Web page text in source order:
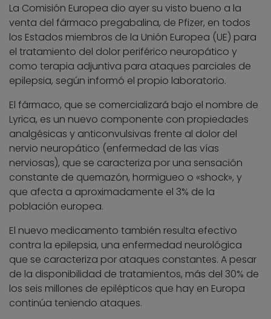
La Comisión Europea dio ayer su visto bueno a la
venta del fármaco pregabalina, de Pfizer, en todos
los Estados miembros de la Unión Europea (UE) para
el tratamiento del dolor periférico neuropático y
como terapia adjuntiva para ataques parciales de
epilepsia, según informó el propio laboratorio.
El fármaco, que se comercializará bajo el nombre de
Lyrica, es un nuevo componente con propiedades
analgésicas y anticonvulsivas frente al dolor del
nervio neuropático (enfermedad de las vías
nerviosas), que se caracteriza por una sensación
constante de quemazón, hormigueo o «shock», y
que afecta a aproximadamente el 3% de la
población europea.
El nuevo medicamento también resulta efectivo
contra la epilepsia, una enfermedad neurológica
que se caracteriza por ataques constantes. A pesar
de la disponibilidad de tratamientos, más del 30% de
los seis millones de epilépticos que hay en Europa
continúa teniendo ataques.